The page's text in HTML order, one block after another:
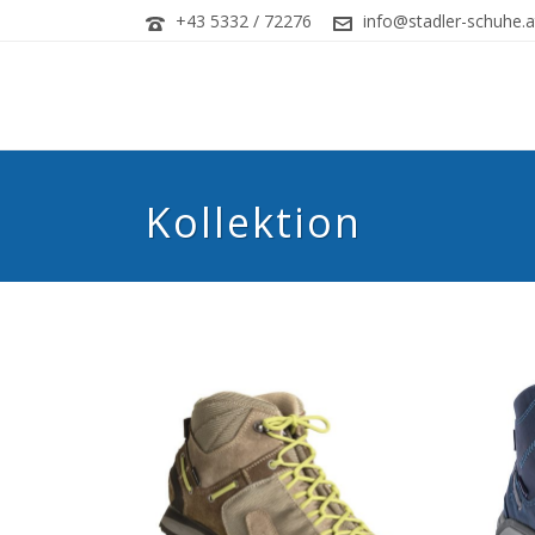
+43 5332 / 72276 info@stadler-
Kollektion